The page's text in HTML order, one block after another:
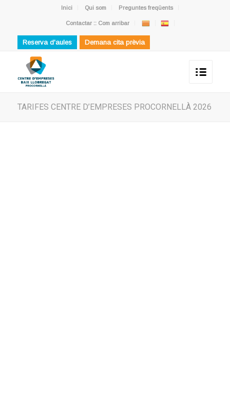
Inici Qui som Preguntes freqüents
Contactar :: Com arribar
Reserva d'aules Demana cita prèvia
TARIFES CENTRE D’EMPRESES PROCORNELLÀ 2026